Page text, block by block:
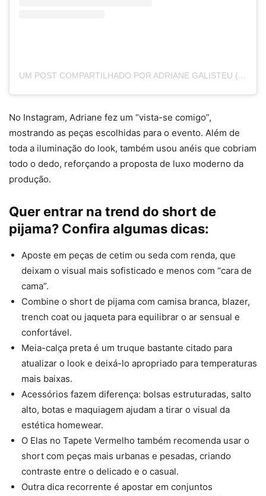
UM POST COMPARTILHADO POR ADRIANE GALISTEU (@GALISTEUOFICIAL)
No Instagram, Adriane fez um “vista-se comigo”,
mostrando as peças escolhidas para o evento. Além de
toda a iluminação do look, também usou anéis que cobriam
todo o dedo, reforçando a proposta de luxo moderno da
produção.
Quer entrar na trend do short de
pijama? Confira algumas dicas:
Aposte em peças de cetim ou seda com renda, que
deixam o visual mais sofisticado e menos com “cara de
cama”.
Combine o short de pijama com camisa branca, blazer,
trench coat ou jaqueta para equilibrar o ar sensual e
confortável.
Meia-calça preta é um truque bastante citado para
atualizar o look e deixá-lo apropriado para temperaturas
mais baixas.
Acessórios fazem diferença: bolsas estruturadas, salto
alto, botas e maquiagem ajudam a tirar o visual da
estética homewear.
O Elas no Tapete Vermelho também recomenda usar o
short com peças mais urbanas e pesadas, criando
contraste entre o delicado e o casual.
Outra dica recorrente é apostar em conjuntos